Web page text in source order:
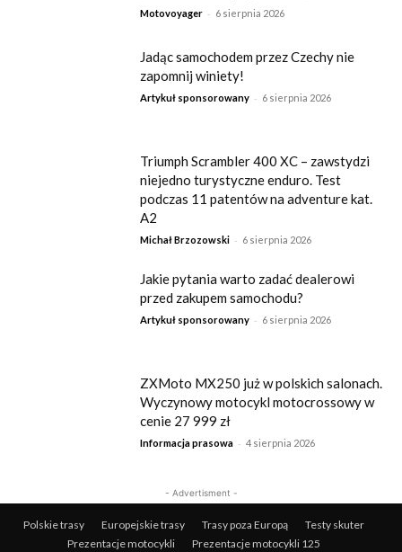
Motovoyager - 6 sierpnia 2026
Jadąc samochodem przez Czechy nie
zapomnij winiety!
Artykuł sponsorowany - 6 sierpnia 2026
Triumph Scrambler 400 XC – zawstydzi
niejedno turystyczne enduro. Test
podczas 11 patentów na adventure kat.
A2
Michał Brzozowski - 6 sierpnia 2026
Jakie pytania warto zadać dealerowi
przed zakupem samochodu?
Artykuł sponsorowany - 6 sierpnia 2026
ZXMoto MX250 już w polskich salonach.
Wyczynowy motocykl motocrossowy w
cenie 27 999 zł
Informacja prasowa - 4 sierpnia 2026
- Advertisment -
Polskie trasy Europejskie trasy Trasy poza Europą
Testy skuter
Prezentacje motocykli
Prezentacje motocykli 125